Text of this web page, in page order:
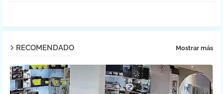
RECOMENDADO Mostrar más